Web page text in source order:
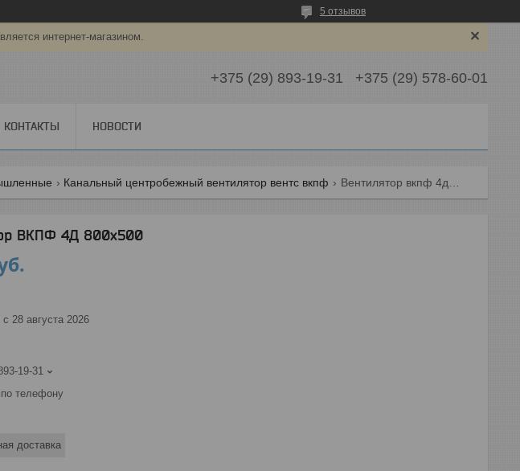
5 отзывов
интернет-магазином.
+375 (29) 893-19-31 +375 (29) 578-60-01
КОНТАКТЫ НОВОСТИ
Канальный центробежный вентилятор вентс вкпф
ВКПФ 4Д 800х500
28 августа 2026
19-31
телефону
доставка